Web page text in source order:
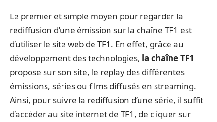
Le premier et simple moyen pour regarder la
rediffusion d’une émission sur la chaîne TF1 est
d’utiliser le site web de TF1. En effet, grâce au
développement des technologies, la chaîne TF1
propose sur son site, le replay des différentes
émissions, séries ou films diffusés en streaming.
Ainsi, pour suivre la rediffusion d’une série, il suffit
d’accéder au site internet de TF1, de cliquer sur